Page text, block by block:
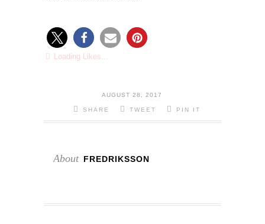
Loading Likes...
AUGUST 28, 2017
SHARE TWEET PIN IT
About FREDRIKSSON